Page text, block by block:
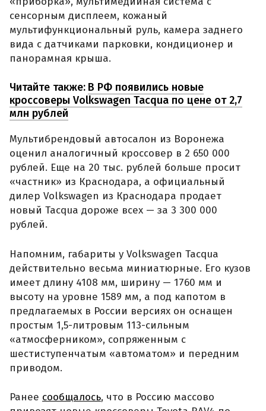
сенсорным дисплеем, кожаный
мультифункциональный руль, камера заднего
вида с датчиками парковки, кондиционер и
панорамная крыша.
Читайте также: В РФ появились новые
кроссоверы Volkswagen Tacqua по цене от 2,7
млн рублей
Мультибрендовый автосалон из Воронежа
оценил аналогичный кроссовер в 2 650 000
рублей. Еще на 20 тыс. рублей больше просит
«частник» из Краснодара, а официальный
дилер Volkswagen из Краснодара продает
новый Tacqua дороже всех — за 3 300 000
рублей.
Напомним, габариты у Volkswagen Tacqua
действительно весьма миниатюрные. Его кузов
имеет длину 4108 мм, ширину — 1760 мм и
высоту на уровне 1589 мм, а под капотом в
предлагаемых в России версиях он оснащен
простым 1,5-литровым 113-сильным
«атмосферником», сопряженным с
шестиступенчатым «автоматом» и передним
приводом.
Ранее сообщалось, что в Россию массово